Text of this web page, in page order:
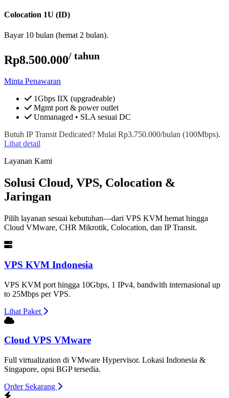
Colocation 1U (ID)
Bayar 10 bulan (hemat 2 bulan).
Rp8.500.000/ tahun
Minta Penawaran
1Gbps IIX (upgradeable)
Mgmt port & power outlet
Unmanaged • SLA sesuai DC
Butuh IP Transit Dedicated? Mulai Rp3.750.000/bulan (100Mbps).
Lihat detail
Layanan Kami
Solusi Cloud, VPS, Colocation &
Jaringan
Pilih layanan sesuai kebutuhan—dari VPS KVM hemat hingga
Cloud VMware, CHR Mikrotik, Colocation, dan IP Transit.
VPS KVM Indonesia
VPS KVM port hingga 10Gbps, 1 IPv4, bandwith internasional up
to 25Mbps per VPS.
Lihat Paket
Cloud VPS VMware
Full virtualization di VMware Hypervisor. Lokasi Indonesia &
Singapore, opsi BGP tersedia.
Order Sekarang